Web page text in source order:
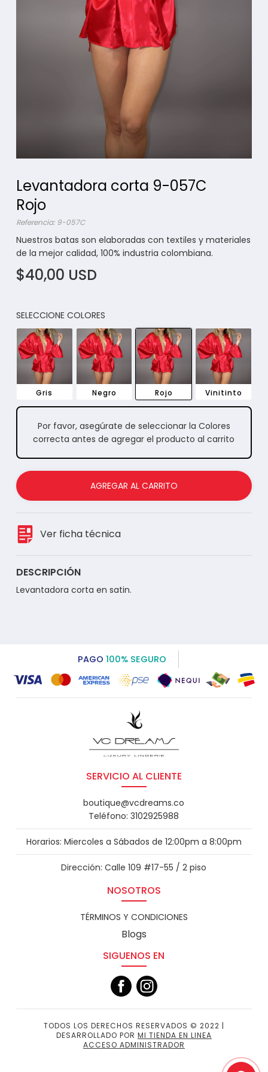
Levantadora corta 9-057C
Rojo
Referencia: 9-057C
Nuestros batas son elaboradas con textiles y materiales
de la mejor calidad, 100% industria colombiana.
$40,00 USD
SELECCIONE COLORES
Gris Negro Rojo Vinitinto
Por favor, asegúrate de seleccionar la Colores
correcta antes de agregar el producto al carrito
AGREGAR AL CARRITO
Ver ficha técnica
DESCRIPCIÓN
Levantadora corta en satin.
PAGO 100% SEGURO
SERVICIO AL CLIENTE
boutique@vcdreams.co
Teléfono: 3102925988
Horarios: Miercoles a Sábados de 12:00pm a 8:00pm
Dirección: Calle 109 #17-55 / 2 piso
NOSOTROS
TÉRMINOS Y CONDICIONES
Blogs
SIGUENOS EN
TODOS LOS DERECHOS RESERVADOS © 2022 |
DESARROLLADO POR MI TIENDA EN LINEA
ACCESO ADMINISTRADOR